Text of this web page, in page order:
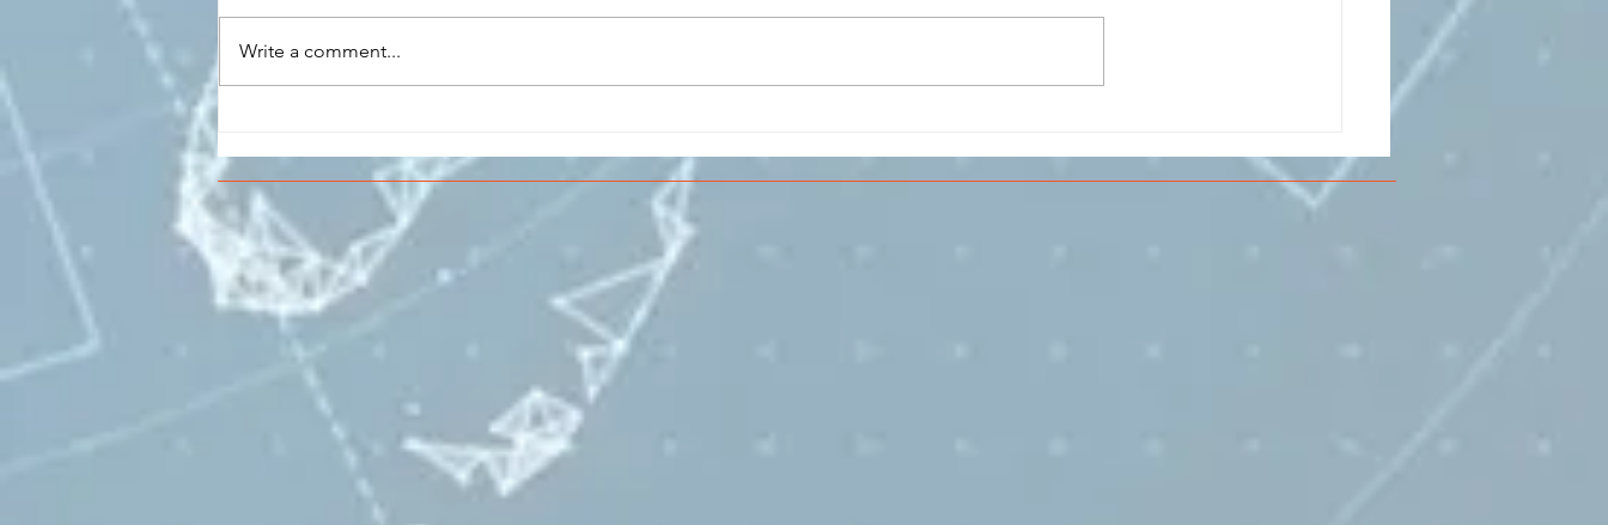
PERCORSO DI
FORMAZIONE SCUOLA
LAVORO DEGLI STUDENTI
DEL “DE PINEDO-
COLONNA”
superiori per il concorso
sull'Aerospazio
PARLARE DI
SPERIMENTAZIONE DI
Write a comment...